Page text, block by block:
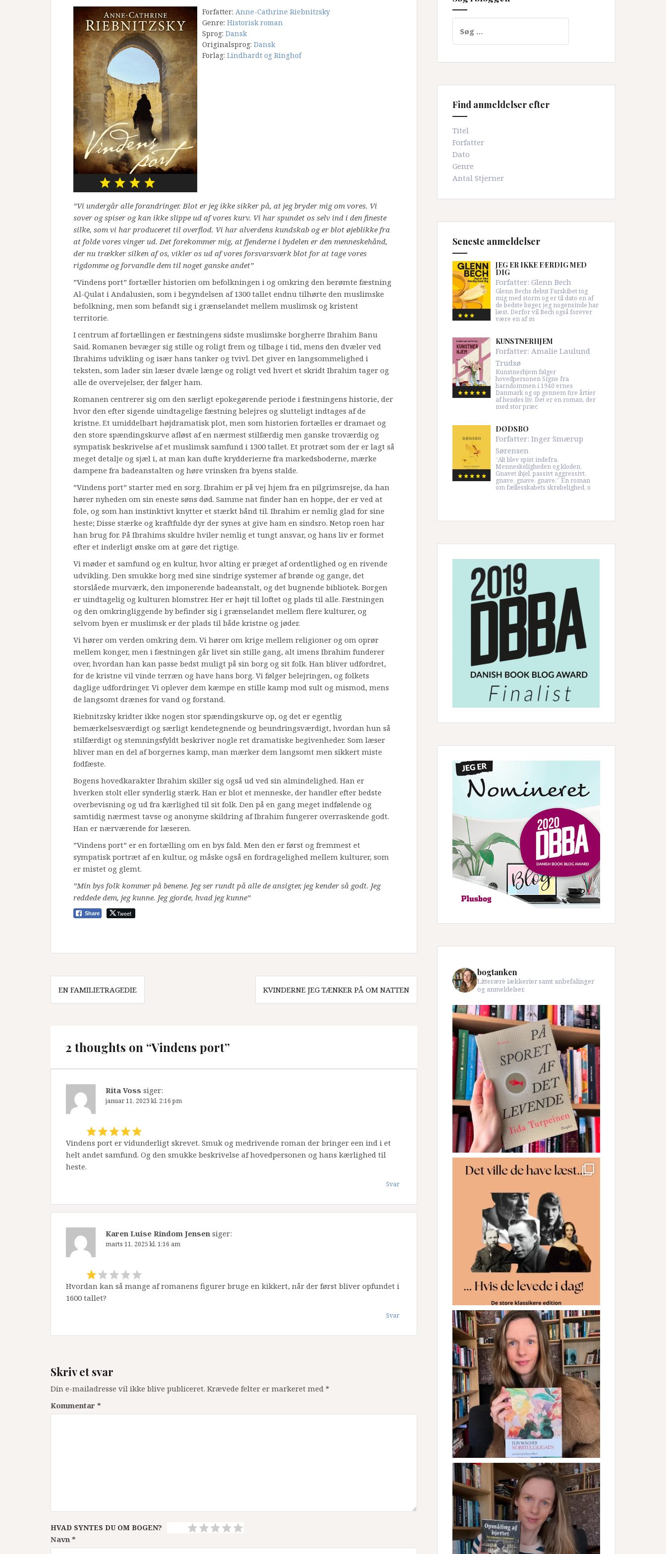
Forfatter: Anne-Cathrine Riebnitzsky
Genre: Historisk roman
Sprog: Dansk
Originalsprog: Dansk
Forlag: Lindhardt og Ringhof
”Vi undergår alle forandringer. Blot er jeg ikke sikker på, at jeg bryder mig om vores. Vi
sover og spiser og kan ikke slippe ud af vores kurv. Vi har spundet os selv ind i den fineste
silke, som vi har produceret til overflod. Vi har alverdens kundskab og er blot øjeblikke fra
at folde vores vinger ud. Det forekommer mig, at fjenderne i bydelen er den menneskehånd,
der nu trækker silken af os, vikler os ud af vores forsvarsværk blot for at tage vores
rigdomme og forvandle dem til noget ganske andet”
”Vindens port” fortæller historien om befolkningen i og omkring den berømte fæstning
Al-Qulat i Andalusien, som i begyndelsen af 1300 tallet endnu tilhørte den muslimske
befolkning, men som befandt sig i grænselandet mellem muslimsk og kristent
territorie.
I centrum af fortællingen er fæstningens sidste muslimske borgherre Ibrahim Banu
Said. Romanen bevæger sig stille og roligt frem og tilbage i tid, mens den dvæler ved
Ibrahims udvikling og især hans tanker og tvivl. Det giver en langsommelighed i
teksten, som lader sin læser dvæle længe og roligt ved hvert et skridt Ibrahim tager og
alle de overvejelser, der følger ham.
Romanen centrerer sig om den særligt epokegørende periode i fæstningens historie, der
hvor den efter sigende uindtagelige fæstning belejres og slutteligt indtages af de
kristne. Et umiddelbart højdramatisk plot, men som historien fortælles er dramaet og
den store spændingskurve afløst af en nærmest stilfærdig men ganske troværdig og
sympatisk beskrivelse af et muslimsk samfund i 1300 tallet. Et protræt som der er lagt så
meget detalje og sjæl i, at man kan dufte krydderierne fra markedsboderne, mærke
dampene fra badeanstalten og høre vrinsken fra byens stalde.
”Vindens port” starter med en sorg. Ibrahim er på vej hjem fra en pilgrimsrejse, da han
hører nyheden om sin eneste søns død. Samme nat finder han en hoppe, der er ved at
fole, og som han instinktivt knytter et stærkt bånd til. Ibrahim er nemlig glad for sine
heste; Disse stærke og kraftfulde dyr der synes at give ham en sindsro. Netop roen har
han brug for. På Ibrahims skuldre hviler nemlig et tungt ansvar, og hans liv er formet
efter et inderligt ønske om at gøre det rigtige.
Vi møder et samfund og en kultur, hvor alting er præget af ordentlighed og en rivende
udvikling. Den smukke borg med sine sindrige systemer af brønde og gange, det
storslåede murværk, den imponerende badeanstalt, og det bugnende bibliotek. Borgen
er uindtagelig og kulturen blomstrer. Her er højt til loftet og plads til alle. Fæstningen
og den omkringliggende by befinder sig i grænselandet mellem flere kulturer, og
selvom byen er muslimsk er der plads til både kristne og jøder.
Vi hører om verden omkring dem. Vi hører om krige mellem religioner og om oprør
mellem konger, men i fæstningen går livet sin stille gang, alt imens Ibrahim funderer
over, hvordan han kan passe bedst muligt på sin borg og sit folk. Han bliver udfordret,
for de kristne vil vinde terræn og have hans borg. Vi følger belejringen, og folkets
daglige udfordringer. Vi oplever dem kæmpe en stille kamp mod sult og mismod, mens
de langsomt drænes for vand og forstand.
Riebnitzsky kridter ikke nogen stor spændingskurve op, og det er egentlig
bemærkelsesværdigt og særligt kendetegnende og beundringsværdigt, hvordan hun så
stilfærdigt og stemningsfyldt beskriver nogle ret dramatiske begivenheder. Som læser
bliver man en del af borgernes kamp, man mærker dem langsomt men sikkert miste
fodfæste.
Bogens hovedkarakter Ibrahim skiller sig også ud ved sin almindelighed. Han er
hverken stolt eller synderlig stærk. Han er blot et menneske, der handler efter bedste
overbevisning og ud fra kærlighed til sit folk. Den på en gang meget indfølende og
samtidig nærmest tavse og anonyme skildring af Ibrahim fungerer overraskende godt.
Han er nærværende for læseren.
”Vindens port” er en fortælling om en bys fald. Men den er først og fremmest et
sympatisk portræt af en kultur, og måske også en fordragelighed mellem kulturer, som
er mistet og glemt.
”Min bys folk kommer på benene. Jeg ser rundt på alle de ansigter, jeg kender så godt. Jeg
reddede dem, jeg kunne. Jeg gjorde, hvad jeg kunne”
Share Tweet
Indlægsnavigation
EN FAMILIETRAGEDIE KVINDERNE JEG TÆNKER PÅ OM NATTEN
2 thoughts on “Vindens port”
Rita Voss siger:
januar 11, 2023 kl. 2:16 pm
Vindens port er vidunderligt skrevet. Smuk og medrivende roman der bringer een ind i et
helt andet samfund. Og den smukke beskrivelse af hovedpersonen og hans kærlighed til
heste.
Svar
Karen Luise Rindom Jensen siger:
marts 11, 2025 kl. 1:16 am
Hvordan kan så mange af romanens figurer bruge en kikkert, når der først bliver opfundet i
1600 tallet?
Svar
Skriv et svar
Din e-mailadresse vil ikke blive publiceret. Krævede felter er markeret med *
Kommentar *
HVAD SYNTES DU OM BOGEN?
Navn *
efter:
Find anmeldelser efter
Titel
Forfatter
Dato
Genre
Antal Stjerner
Seneste anmeldelser
JEG ER IKKE FÆRDIG MED
DIG
Forfatter: Glenn Bech
Glenn Bechs debut Farskibet tog
mig med storm og er til dato en af
de bedste bøger, jeg nogensinde har
læst. Derfor vil Bech også forever
være en af m
KUNSTNERHJEM
Forfatter: Amalie Laulund
Trudsø
Kunstnerhjem følger
hovedpersonen Signe fra
barndommen i 1940’ernes
Danmark og op gennem fire årtier
af hendes liv. Det er en roman, der
med stor præc
DØDSBO
Forfatter: Inger Smærup
Sørensen
”Alt blev spist indefra.
Menneskeligheden og kloden.
Gnavet ihjel, passivt aggressivt,
gnave, gnave, gnave.” En roman
om fællesskabets skrøbelighed, o
bogtanken
Litterære lækkerier samt anbefalinger
og anmeldelser.